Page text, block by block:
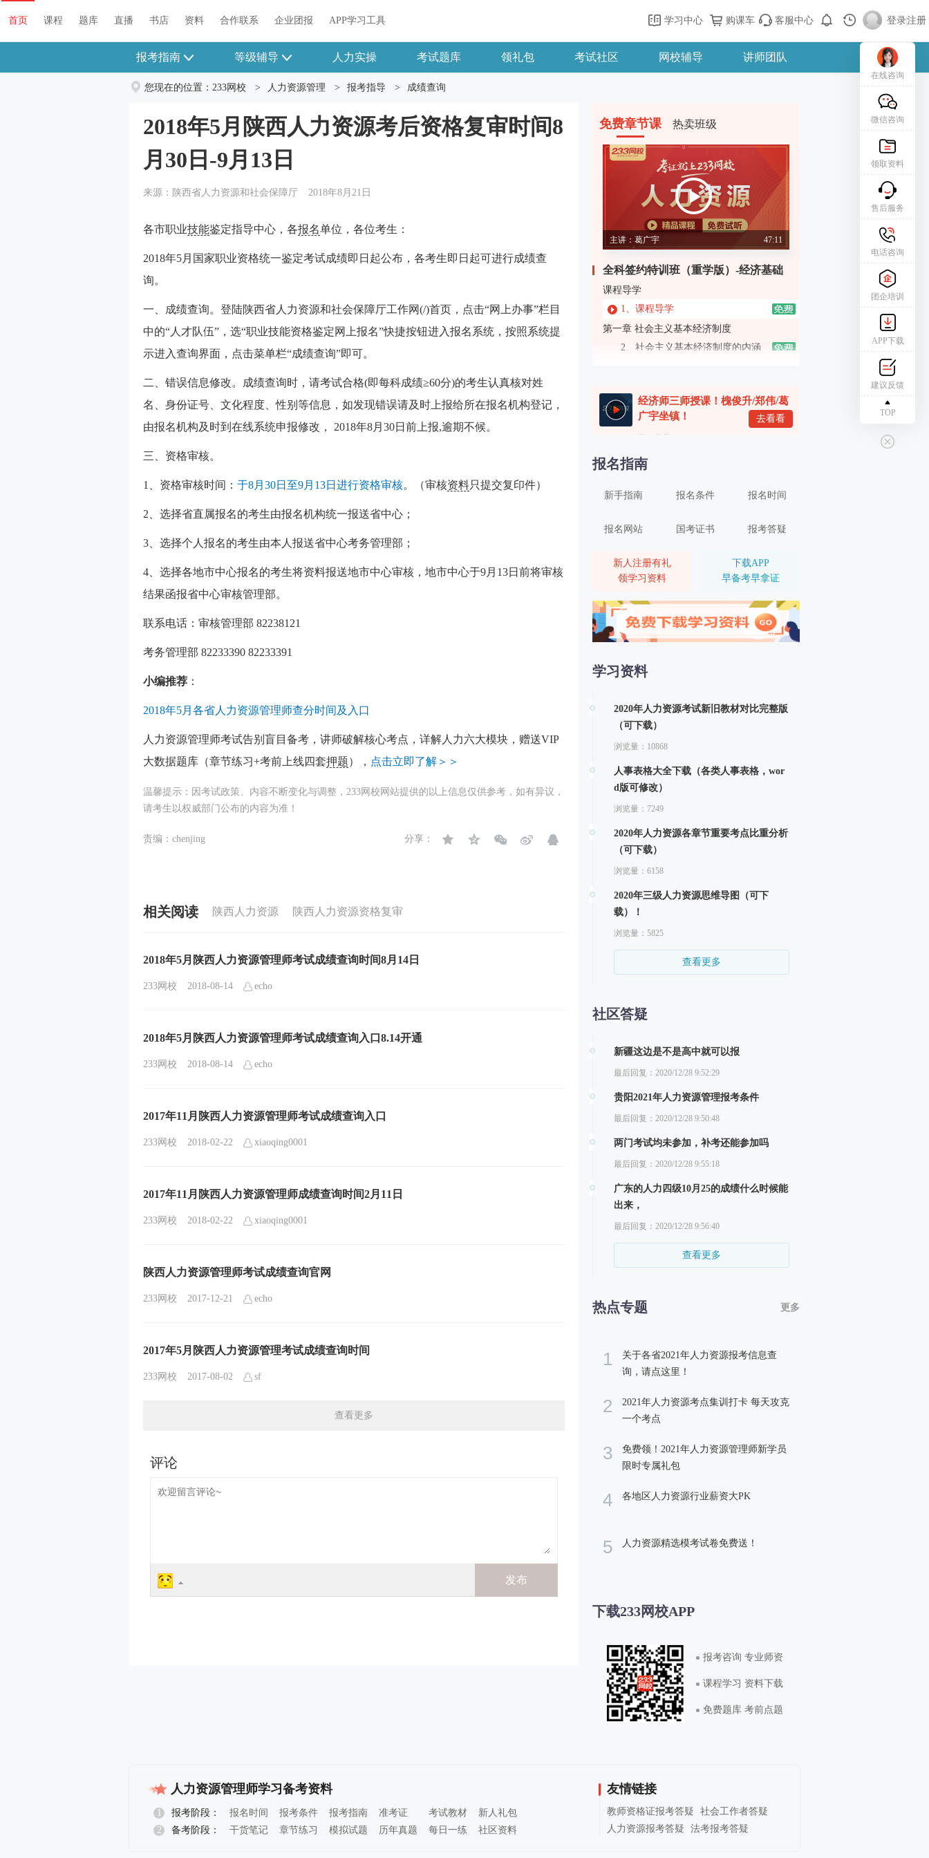
首页 课程 题库 直播 书店 资料 合作联系 企业团报 APP学习工具 学习中心 购课车 客服中心 登录|注册
报考指南 等级辅导 人力实操 考试题库 领礼包 考试社区 网校辅导 讲师团队
您现在的位置： 233网校 > 人力资源管理 > 报考指导 > 成绩查询
2018年5月陕西人力资源考后资格复审时间8
月30日-9月13日
来源：陕西省人力资源和社会保障厅 2018年8月21日
各市职业技能鉴定指导中心，各报名单位，各位考生：
2018年5月国家职业资格统一鉴定考试成绩即日起公布，各考生即日起可进行成绩查
询。
一、成绩查询。登陆陕西省人力资源和社会保障厅工作网(/)首页，点击“网上办事”栏目
中的“人才队伍”，选“职业技能资格鉴定网上报名”快捷按钮进入报名系统，按照系统提
示进入查询界面，点击菜单栏“成绩查询”即可。
二、错误信息修改。成绩查询时，请考试合格(即每科成绩≥60分)的考生认真核对姓
名、身份证号、文化程度、性别等信息，如发现错误请及时上报给所在报名机构登记，
由报名机构及时到在线系统申报修改， 2018年8月30日前上报,逾期不候。
三、资格审核。
1、资格审核时间： 于8月30日至9月13日进行资格审核。（审核资料只提交复印件）
2、选择省直属报名的考生由报名机构统一报送省中心；
3、选择个人报名的考生由本人报送省中心考务管理部；
4、选择各地市中心报名的考生将资料报送地市中心审核，地市中心于9月13日前将审核
结果函报省中心审核管理部。
联系电话：审核管理部 82238121
考务管理部 82233390 82233391
小编推荐 ：
2018年5月各省人力资源管理师查分时间及入口
人力资源管理师考试告别盲目备考，讲师破解核心考点，详解人力六大模块，赠送VIP
大数据题库（章节练习+考前上线四套押题）， 点击立即了解＞＞
温馨提示：因考试政策、内容不断变化与调整，233网校网站提供的以上信息仅供参考，如有异议，
请考生以权威部门公布的内容为准！
责编：chenjing 分享：
相关阅读 陕西人力资源 陕西人力资源资格复审
2018年5月陕西人力资源管理师考试成绩查询时间8月14日
233网校 2018-08-14 echo
2018年5月陕西人力资源管理师考试成绩查询入口8.14开通
233网校 2018-08-14 echo
2017年11月陕西人力资源管理师考试成绩查询入口
233网校 2018-02-22 xiaoqing0001
2017年11月陕西人力资源管理师成绩查询时间2月11日
233网校 2018-02-22 xiaoqing0001
陕西人力资源管理师考试成绩查询官网
233网校 2017-12-21 echo
2017年5月陕西人力资源管理考试成绩查询时间
233网校 2017-08-02 sf
查看更多
免费章节课 热卖班级
主讲：葛广宇 47:11
全科签约特训班（重学版）-经济基础
课程导学
1、课程导学
第一章 社会主义基本经济制度
2、社会主义基本经济制度的内涵
第二章 市场需求、供给与均衡价格
8、均衡价格
第三章 生产和成本理论
11、生产者的组织形式和企业理论
12、生产函数和生产曲线（一）
13、生产函数和生产曲线（二）
15、成本函数和成本曲线（二）
16、市场结构的类型
经济师三师授课！槐俊升/郑伟/葛
广宇坐镇！
去看看
报名指南
新手指南 报名条件 报名时间
报名网站 国考证书 报考答疑
新人注册有礼
领学习资料
下载APP
早备考早拿证
学习资料
2020年人力资源考试新旧教材对比完整版
（可下载）
浏览量：10868
人事表格大全下载（各类人事表格，wor
d版可修改）
浏览量：7249
2020年人力资源各章节重要考点比重分析
（可下载）
浏览量：6158
2020年三级人力资源思维导图（可下
载）！
浏览量：5825
查看更多
社区答疑
新疆这边是不是高中就可以报
最后回复：2020/12/28 9:52:29
贵阳2021年人力资源管理报考条件
最后回复：2020/12/28 9:50:48
两门考试均未参加，补考还能参加吗
最后回复：2020/12/28 9:55:18
广东的人力四级10月25的成绩什么时候能
出来，
最后回复：2020/12/28 9:56:40
查看更多
热点专题 更多
1
关于各省2021年人力资源报考信息查
询，请点这里！
2
2021年人力资源考点集训打卡 每天攻克
一个考点
3
免费领！2021年人力资源管理师新学员
限时专属礼包
4 各地区人力资源行业薪资大PK
5 人力资源精选模考试卷免费送！
下载233网校APP
报考咨询 专业师资
课程学习 资料下载
免费题库 考前点题
人力资源管理师学习备考资料
1 报考阶段： 报名时间 报考条件 报考指南 准考证 考试教材
新人礼包
报名指导
2 备考阶段： 干货笔记 章节练习 模拟试题 历年真题 每日一练 社区资料
友情链接
教师资格证报考答疑
社会工作者答疑
人力资源报考答疑
法考报考答疑
在线咨询
微信咨询
领取资料
售后服务
电话咨询
团企培训
APP下载
建议反馈
TOP